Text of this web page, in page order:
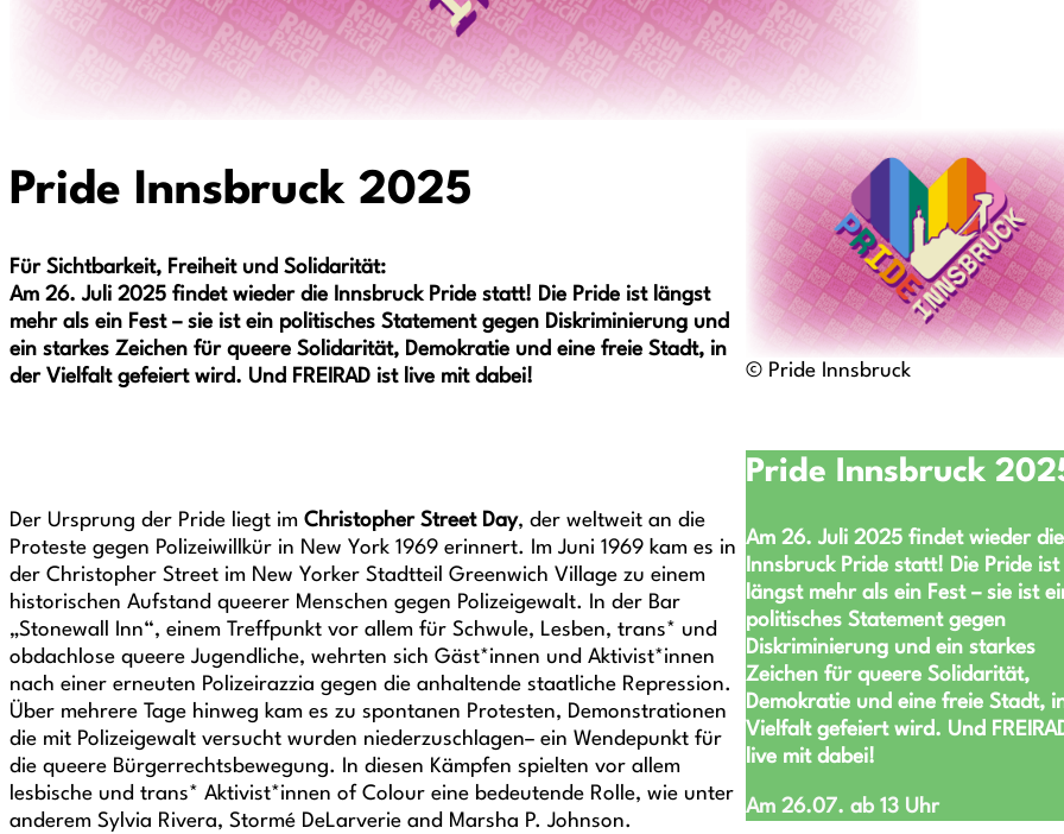
Pride Innsbruck 2025
Für Sichtbarkeit, Freiheit und Solidarität:
Am 26. Juli 2025 findet wieder die Innsbruck Pride statt! Die Pride ist längst
mehr als ein Fest – sie ist ein politisches Statement gegen Diskriminierung und
ein starkes Zeichen für queere Solidarität, Demokratie und eine freie Stadt, in
der Vielfalt gefeiert wird. Und FREIRAD ist live mit dabei!
Der Ursprung der Pride liegt im Christopher Street Day, der weltweit an die
Proteste gegen Polizeiwillkür in New York 1969 erinnert. Im Juni 1969 kam es in
der Christopher Street im New Yorker Stadtteil Greenwich Village zu einem
historischen Aufstand queerer Menschen gegen Polizeigewalt. In der Bar
„Stonewall Inn“, einem Treffpunkt vor allem für Schwule, Lesben, trans* und
obdachlose queere Jugendliche, wehrten sich Gäst*innen und Aktivist*innen
nach einer erneuten Polizeirazzia gegen die anhaltende staatliche Repression.
Über mehrere Tage hinweg kam es zu spontanen Protesten, Demonstrationen
die mit Polizeigewalt versucht wurden niederzuschlagen– ein Wendepunkt für
die queere Bürgerrechtsbewegung. In diesen Kämpfen spielten vor allem
lesbische und trans* Aktivist*innen of Colour eine bedeutende Rolle, wie unter
anderem Sylvia Rivera, Stormé DeLarverie and Marsha P. Johnson.
© Pride Innsbruck
Pride Innsbruck
Am 26. Juli 2025 findet wieder die
Innsbruck Pride statt! Die Pride ist
längst mehr als ein Fest – sie ist
politisches Statement gegen
Diskriminierung und ein starkes
Zeichen für queere Solidarität,
Demokratie und eine freie Stadt,
Vielfalt gefeiert wird. Und
live mit dabei!
Am 26.07. ab 13 Uhr